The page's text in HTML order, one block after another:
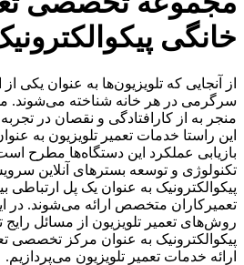
خانگی
از آنجایی که تلویزیون‌ها به عنوان یکی
سرگرمی در هر خانه شناخته می‌شوند.
منجر به از کارافتادگی و نقصان در
این راستا خدمات تعمیر تلویزیون به
بازیابی عملکرد این دستگاه‌ها مطرح
تکنولوژی و توسعه بسترهای آنلاین
پیکوالکترونیک به عنوان یک پل
تعمیرکاران متخصص ارائه می‌شوند. در
روش‌های تعمیر تلویزیون از مسائل
پیکوالکترونیک به عنوان مرکز تخصصی
ارائه خدمات تعمیر تلویزیون می‌پردازیم.